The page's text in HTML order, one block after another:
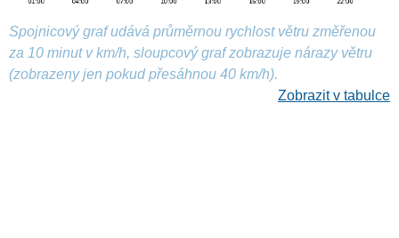
Spojnicový graf udává průměrnou rychlost větru změřenou
za 10 minut v km/h, sloupcový graf zobrazuje nárazy větru
(zobrazeny jen pokud přesáhnou 40 km/h).
Zobrazit v tabulce